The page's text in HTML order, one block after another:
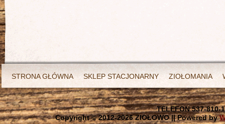
STRONA GŁÓWNA SKLEP STACJONARNY ZIOŁOMANIA
TELEFON 537-810-
Copyright © 2012-2026 ZIOŁOWO || Powered by